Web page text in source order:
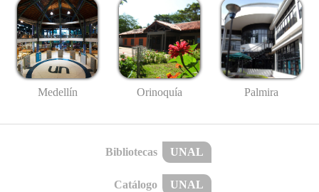
Medellín Orinoquía Palmira
Bibliotecas UNAL
Catálogo UNAL